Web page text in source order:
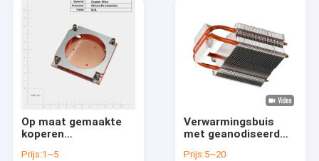
Op maat gemaakte
koperen
warmteverzorgingsbak
Prijs:1~5
Verwarmingsbuis
met geanodiseerd
Prijs:5~20